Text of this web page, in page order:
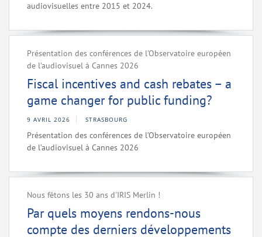
audiovisuelles entre 2015 et 2024.
Présentation des conférences de l’Observatoire européen
de l’audiovisuel à Cannes 2026
Fiscal incentives and cash rebates – a
game changer for public funding?
9 AVRIL 2026 STRASBOURG
Présentation des conférences de l’Observatoire européen
de l’audiovisuel à Cannes 2026
Nous fêtons les 30 ans d'IRIS Merlin !
Par quels moyens rendons-nous
compte des derniers développements